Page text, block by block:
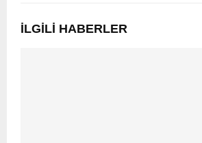
İLGILI HABERLER